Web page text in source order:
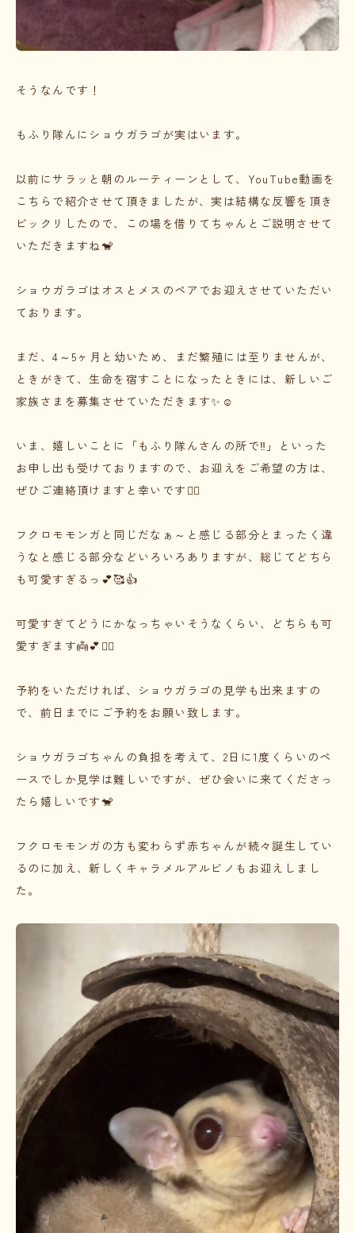
そうなんです！
もふり隊んにショウガラゴが実はいます。
以前にサラッと朝のルーティーンとして、YouTube動画を
こちらで紹介させて頂きましたが、実は結構な反響を頂き
ビックリしたので、この場を借りてちゃんとご説明させて
いただきますね🐒
ショウガラゴはオスとメスのペアでお迎えさせていただい
ております。
まだ、4～5ヶ月と幼いため、まだ繁殖には至りませんが、
ときがきて、生命を宿すことになったときには、新しいご
家族さまを募集させていただきます✨☺️
いま、嬉しいことに「もふり隊んさんの所で‼️」といった
お申し出も受けておりますので、お迎えをご希望の方は、
ぜひご連絡頂けますと幸いです🙇‍♀️
フクロモモンガと同じだなぁ～と感じる部分とまったく違
うなと感じる部分などいろいろありますが、総じてどちら
も可愛すぎるっ💕🥰👍
可愛すぎてどうにかなっちゃいそうなくらい、どちらも可
愛すぎます👼💕🤦‍♀️
予約をいただければ、ショウガラゴの見学も出来ますの
で、前日までにご予約をお願い致します。
ショウガラゴちゃんの負担を考えて、2日に1度くらいのペ
ースでしか見学は難しいですが、ぜひ会いに来てくださっ
たら嬉しいです🐒
フクロモモンガの方も変わらず赤ちゃんが続々誕生してい
るのに加え、新しくキャラメルアルビノもお迎えしまし
た。